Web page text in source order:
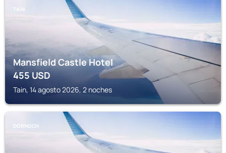
TAIN
Mansfield Castle Hotel
455USD
Tain, 14 agosto 2026, 2 noches
DORNOCH